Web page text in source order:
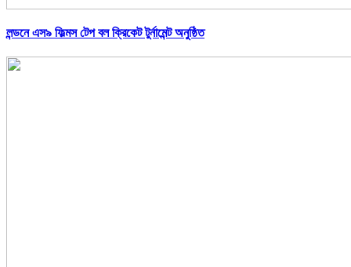
লন্ডনে এস৯ ফিল্মস টেপ বল ক্রিকেট টুর্নামেন্ট অনুষ্ঠিত